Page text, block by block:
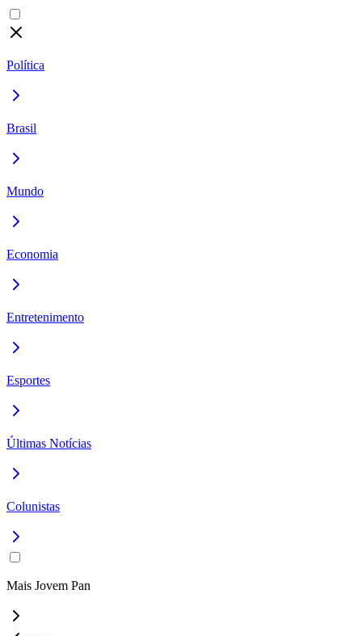
Política
Brasil
Mundo
Economia
Entretenimento
Esportes
Últimas Notícias
Colunistas
Mais Jovem Pan